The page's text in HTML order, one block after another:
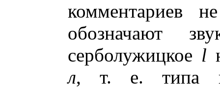
комментариев
обозначают
серболужицкое l
л, т. е. типа